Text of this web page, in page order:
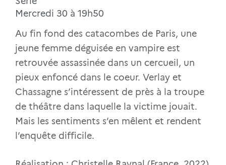
Mercredi 30 à 19h50
Au fin fond des catacombes de Paris, une
jeune femme déguisée en vampire est
retrouvée assassinée dans un cercueil, un
pieux enfoncé dans le coeur. Verlay et
Chassagne s’intéressent de près à la troupe
de théâtre dans laquelle la victime jouait.
Mais les sentiments s’en mêlent et rendent
l’enquête difficile.